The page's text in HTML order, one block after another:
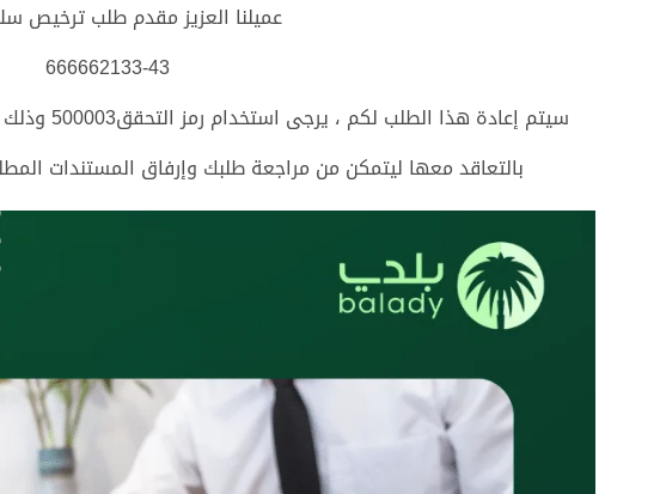
عميلنا العزيز مقدم طلب ترخيص
666662133-43
سيتم
بالتعاقد معها ليتمكن من مراجعة طلبك وإرفاق المستندات